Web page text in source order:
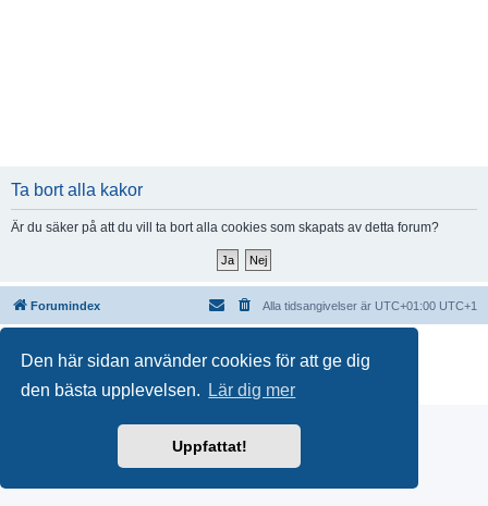
Den här sidan använder cookies för att ge dig
den bästa upplevelsen.
Lär dig mer
Uppfattat!
Ta bort alla kakor
Är du säker på att du vill ta bort alla cookies som skapats av detta forum?
Forumindex Alla tidsangivelser är UTC+01:00 UTC+1
Swedish translation byphpBB Sweden© 2006-2018
Integritetspolicy
|Användarvillkor